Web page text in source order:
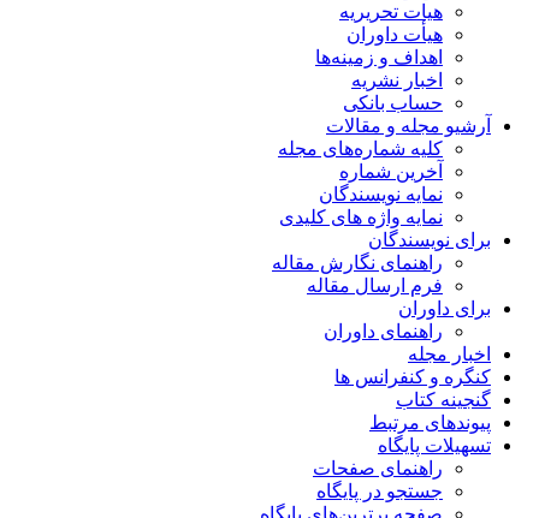
هیات تحریریه
هیأت داوران
اهداف و زمینه‌ها
اخبار نشریه
حساب بانکی
آرشیو مجله و مقالات
کلیه شماره‌های مجله
آخرین شماره
نمایه نویسندگان
نمایه واژه های کلیدی
برای نویسندگان
راهنمای نگارش مقاله
فرم ارسال مقاله
برای داوران
راهنمای داوران
اخبار مجله
کنگره و کنفرانس ها
گنجینه کتاب
پیوندهای مرتبط
تسهیلات پایگاه
راهنمای صفحات
جستجو در پایگاه
صفحه برترین‌های پایگاه